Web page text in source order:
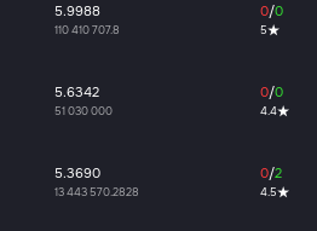
5.9988
110 410 707.8
0/0
5
5.6342
51 030 000
0/0
4.4
5.3690
13 443 570.2828
0/2
4.5